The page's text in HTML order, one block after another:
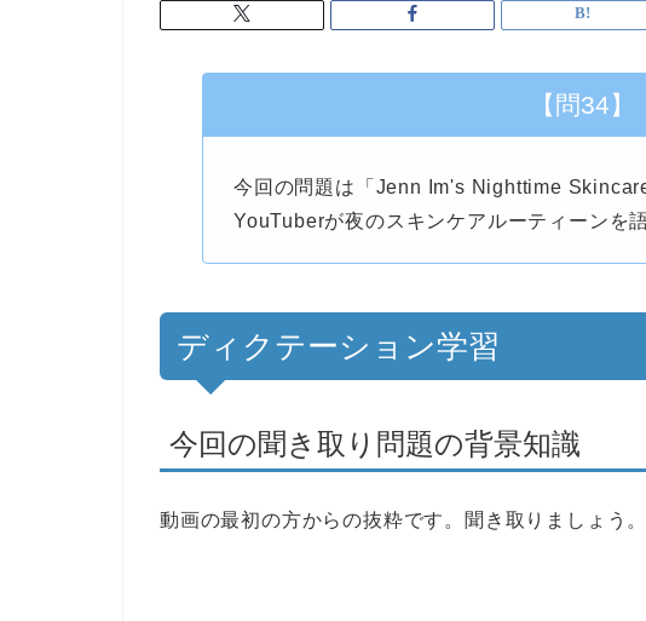
【問34】
今回の問題は「Jenn Im's Nighttime
YouTuberが夜のスキンケアルーティーンを
ディクテーション学習
今回の聞き取り問題の背景知識
動画の最初の方からの抜粋です。聞き取りましょう。